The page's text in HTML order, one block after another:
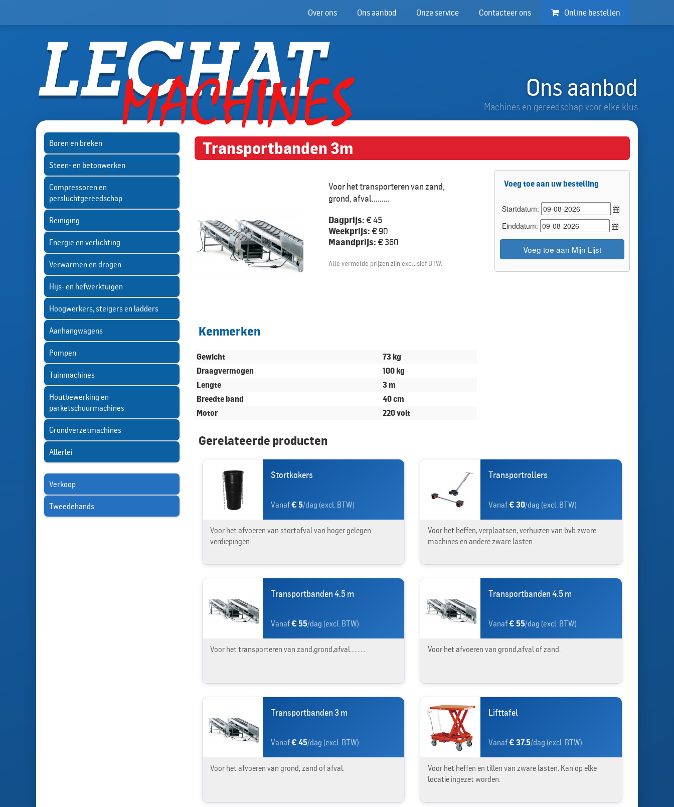
Over ons Ons aanbod Onze service Contacteer ons Online bestellen
Ons aanbod
Machines en gereedschap voor elke klus
Boren en breken
Steen- en betonwerken
Compressoren en
persluchtgereedschap
Reiniging
Energie en verlichting
Verwarmen en drogen
Hijs- en hefwerktuigen
Hoogwerkers, steigers en ladders
Aanhangwagens
Pompen
Tuinmachines
Houtbewerking en
parketschuurmachines
Grondverzetmachines
Allerlei
Verkoop
Tweedehands
Transportbanden 3m
Voor het transporteren van zand,
grond, afval.........
Dagprijs: € 45
Weekprijs: € 90
Maandprijs: € 360
Alle vermelde prijzen zijn exclusief BTW.
Kenmerken
Gewicht
73 kg
Draagvermogen
100 kg
Lengte
3 m
Breedte band
40 cm
Motor
220 volt
Voeg toe aan uw bestelling
Startdatum:
Einddatum:
Voeg toe aan Mijn Lijst
Gerelateerde producten
Stortkokers
Vanaf€ 5/dag (excl. BTW)
Voor het afvoeren van stortafval van hoger gelegen
verdiepingen.
Transportrollers
Vanaf€ 30/dag (excl. BTW)
Voor het heffen, verplaatsen, verhuizen van bvb zware
machines en andere zware lasten.
Transportbanden 4.5 m
Vanaf€ 55/dag (excl. BTW)
Voor het transporteren van zand,grond,afval..........
Transportbanden 4.5 m
Vanaf€ 55/dag (excl. BTW)
Voor het afvoeren van grond,afval of zand.
Transportbanden 3 m
Vanaf€ 45/dag (excl. BTW)
Voor het afvoeren van grond, zand of afval.
Lifttafel
Vanaf€ 37.5/dag (excl. BTW)
Voor het heffen en tillen van zware lasten. Kan op elke
locatie ingezet worden.